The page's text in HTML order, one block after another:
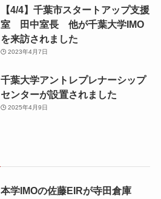
【4/4】千葉市スタートアップ支援
室 田中室長 他が千葉大学IMO
を来訪されました
2023年4月7日
千葉大学アントレプレナーシップ
センターが設置されました
2025年4月9日
本学IMOの佐藤EIRが寺田倉庫